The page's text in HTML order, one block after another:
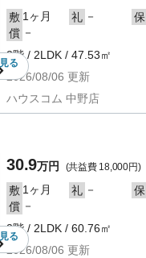
見る
敷 1ヶ月 礼 － 保
償 －
2階 / 2LDK / 47.53㎡
2026/08/06 更新
ハウスコム 中野店
見る
30.9万円 (共益費 18,000円)
敷 1ヶ月 礼 － 保
償 －
2階 / 2LDK / 60.76㎡
2026/08/06 更新